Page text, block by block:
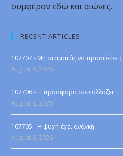
συμφέρον εδώ και αιώνες.
RECENT ARTICLES
107707 - Μη σταματάς να προσφέρεις
August 8, 2026
107706 - Η προσφορά σου αλλάζει
August 8, 2026
107705 - Η ψυχή έχει ανάγκη
August 8, 2026